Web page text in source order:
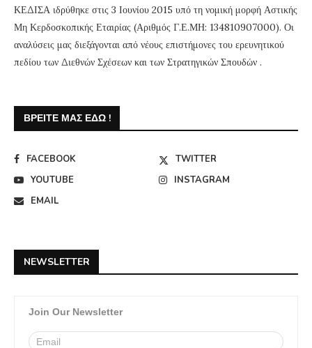
ΚΕΔΙΣΑ ιδρύθηκε στις 3 Ιουνίου 2015 υπό τη νομική μορφή Αστικής
Μη Κερδοσκοπικής Εταιρίας (Αριθμός Γ.Ε.ΜΗ: 134810907000). Οι
αναλύσεις μας διεξάγονται από νέους επιστήμονες του ερευνητικού
πεδίου των Διεθνών Σχέσεων και των Στρατηγικών Σπουδών .
ΒΡΕΊΤΕ ΜΑΣ ΕΔΏ !
FACEBOOK
TWITTER
YOUTUBE
INSTAGRAM
EMAIL
NEWSLETTER
Join Our Newsletter